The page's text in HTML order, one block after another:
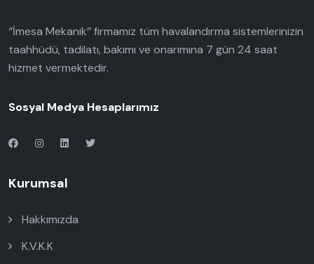
‘’İmesa Mekanik’’ firmamız tüm havalandırma sistemlerinizin
taahhüdü, tadilatı, bakımı ve onarımına 7 gün 24 saat
hizmet vermektedir.
Sosyal Medya Hesaplarımız
Kurumsal
Hakkımızda
K.V.K.K